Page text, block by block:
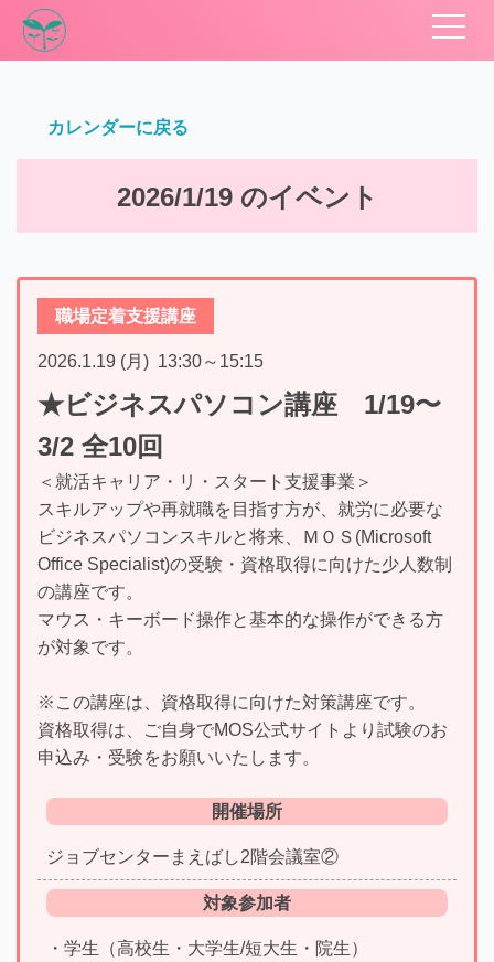
カレンダーに戻る
2026/1/19 のイベント
職場定着支援講座
2026.1.19 (月) 13:30～ 15:15
★ビジネスパソコン講座 1/19〜
3/2 全10回
＜就活キャリア・リ・スタート支援事業＞
スキルアップや再就職を目指す方が、就労に必要な
ビジネスパソコンスキルと将来、ＭＯＳ(Microsoft
Office Specialist)の受験・資格取得に向けた少人数制
の講座です。
マウス・キーボード操作と基本的な操作ができる方
が対象です。
※この講座は、資格取得に向けた対策講座です。
資格取得は、ご自身でMOS公式サイトより試験のお
申込み・受験をお願いいたします。
開催場所
ジョブセンターまえばし2階会議室②
対象参加者
・学生（高校生・大学生/短大生・院生）